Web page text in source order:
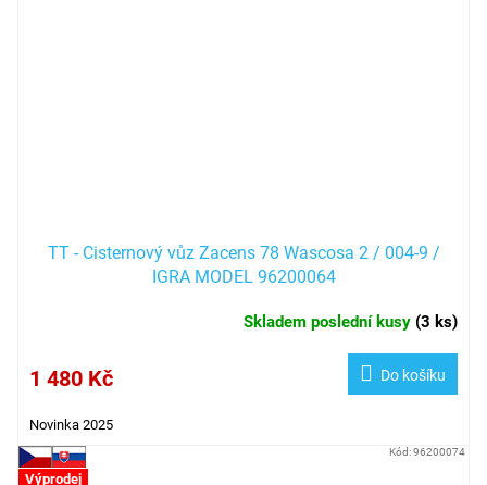
TT - Cisternový vůz Zacens 78 Wascosa 2 / 004-9 /
IGRA MODEL 96200064
Skladem poslední kusy (3 ks)
1 480 Kč Do košíku
Novinka 2025
Výprodej
Kód:96200074